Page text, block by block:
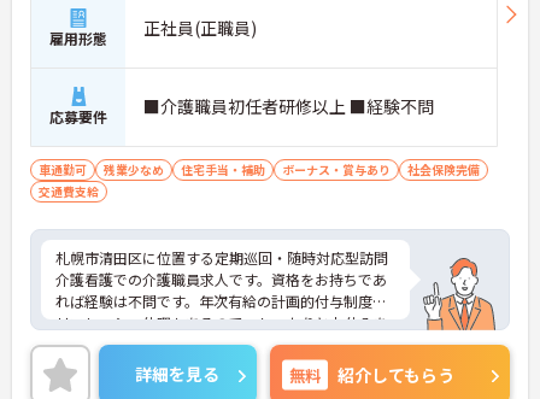
雇用形態 正社員(正職員)
応募要件 ■介護職員初任者研修以上 ■経験不問
車通勤可 残業少なめ 住宅手当・補助 ボーナス・賞与あり
社会保険完備
交通費支給
札幌市清田区に位置する定期巡回・随時対応型訪問
介護看護での介護職員求人です。資格をお持ちであ
れば経験は不問です。年次有給の計画的付与制度や
リフレッシュ休暇もあるので、しっかりとお休みを
取りながら働くことができます。ご興味のある方に
は、面接対策ポイント等、さらに詳細をお話ししま
すのでお気軽にご相談ください！
詳細を見る 無料 紹介してもらう